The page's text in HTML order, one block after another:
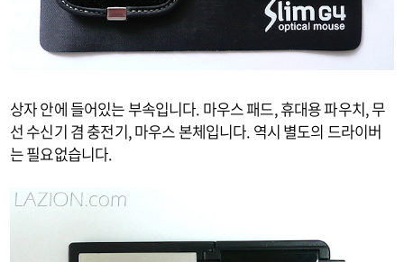
상자 안에 들어있는 부속입니다. 마우스 패드, 휴대용 파우치, 무
선 수신기 겸 충전기, 마우스 본체입니다. 역시 별도의 드라이버
는 필요없습니다.